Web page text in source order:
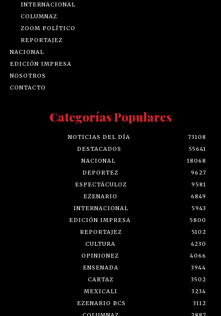
INTERNACIONAL
COLUMNAZ
ZOOM POLÍTICO
REPORTAJEZ
NACIONAL
EDICIÓN IMPRESA
NOSOTROS
CONTACTO
Categorías Populares
NOTICIAS DEL DÍA
73108
DESTACADOS
55641
NACIONAL
18068
DEPORTEZ
9627
ESPECTÁCULOZ
9581
EZENARIO
6849
INTERNACIONAL
5943
EDICIÓN IMPRESA
5800
REPORTAJEZ
5102
CULTURA
4230
OPINIONEZ
4066
ENSENADA
3944
CARTAZ
3502
MEXICALI
3234
EZENARIO BCS
3112